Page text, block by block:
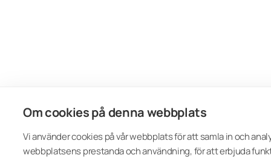
Om cookies på denna webbplats
Vi använder cookies på vår webbplats för att samla in och
webbplatsens prestanda och användning, för att erbjuda